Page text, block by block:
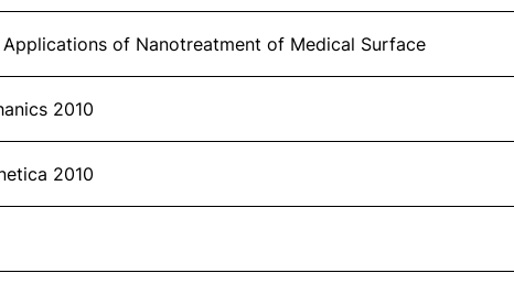
Applications of Nanotreatment of Medical Surface
2010
2010